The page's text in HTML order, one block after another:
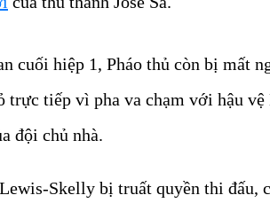
cuối hiệp 1, Pháo thủ còn bị mất
trực tiếp vì pha va chạm với hậu
đội chủ nhà.
Skelly bị truất quyền thi đấu,